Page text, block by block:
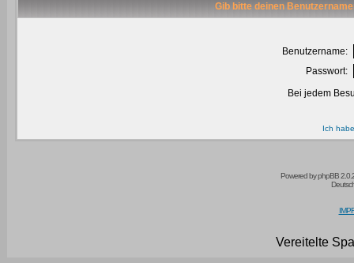
Gib bitte deinen
Benutzername:
Passwort:
Bei jedem
Ich
Powered byphpBB
Vereitelte